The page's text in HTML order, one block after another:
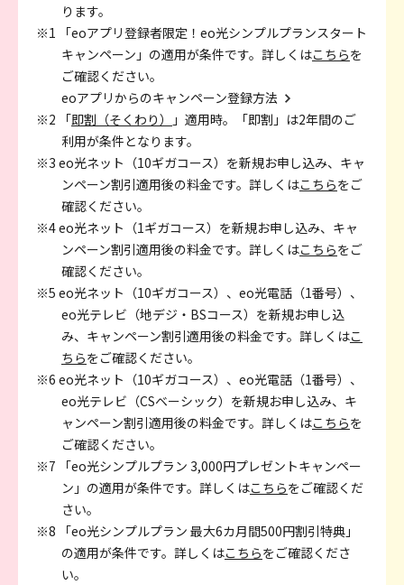
ります。
※1 「eoアプリ登録者限定！eo光シンプルプランスタート
キャンペーン」の適用が条件です。詳しくはこちらを
ご確認ください。
eoアプリからのキャンペーン登録方法
※2 「即割（そくわり）
」適用時。「即割」は2年間のご
利用が条件となります。
※3 eo光ネット（10ギガコース）を新規お申し込み、キャ
ンペーン割引適用後の料金です。詳しくはこちらをご
確認ください。
※4 eo光ネット（1ギガコース）を新規お申し込み、キャ
ンペーン割引適用後の料金です。詳しくはこちらをご
確認ください。
※5 eo光ネット（10ギガコース）、eo光電話（1番号）、
eo光テレビ（地デジ・BSコース）を新規お申し込
み、キャンペーン割引適用後の料金です。詳しくはこ
ちらをご確認ください。
※6 eo光ネット（10ギガコース）、eo光電話（1番号）、
eo光テレビ（CSベーシック）を新規お申し込み、キ
ャンペーン割引適用後の料金です。詳しくはこちらを
ご確認ください。
※7 「eo光シンプルプラン 3,000円プレゼントキャンペー
ン」の適用が条件です。詳しくはこちらをご確認くだ
さい。
※8 「eo光シンプルプラン 最大6カ月間500円割引特典」
の適用が条件です。詳しくはこちらをご確認くださ
い。